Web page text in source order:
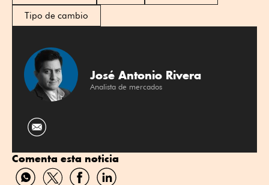
Tipo de cambio
José Antonio Rivera
Analista de mercados
Comenta esta noticia
CompartirCompartirCompartirCompartir